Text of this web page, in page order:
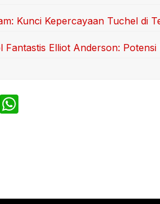
Kunci Kepercayaan Tuchel di
Fantastis Elliot Anderson:
T
p